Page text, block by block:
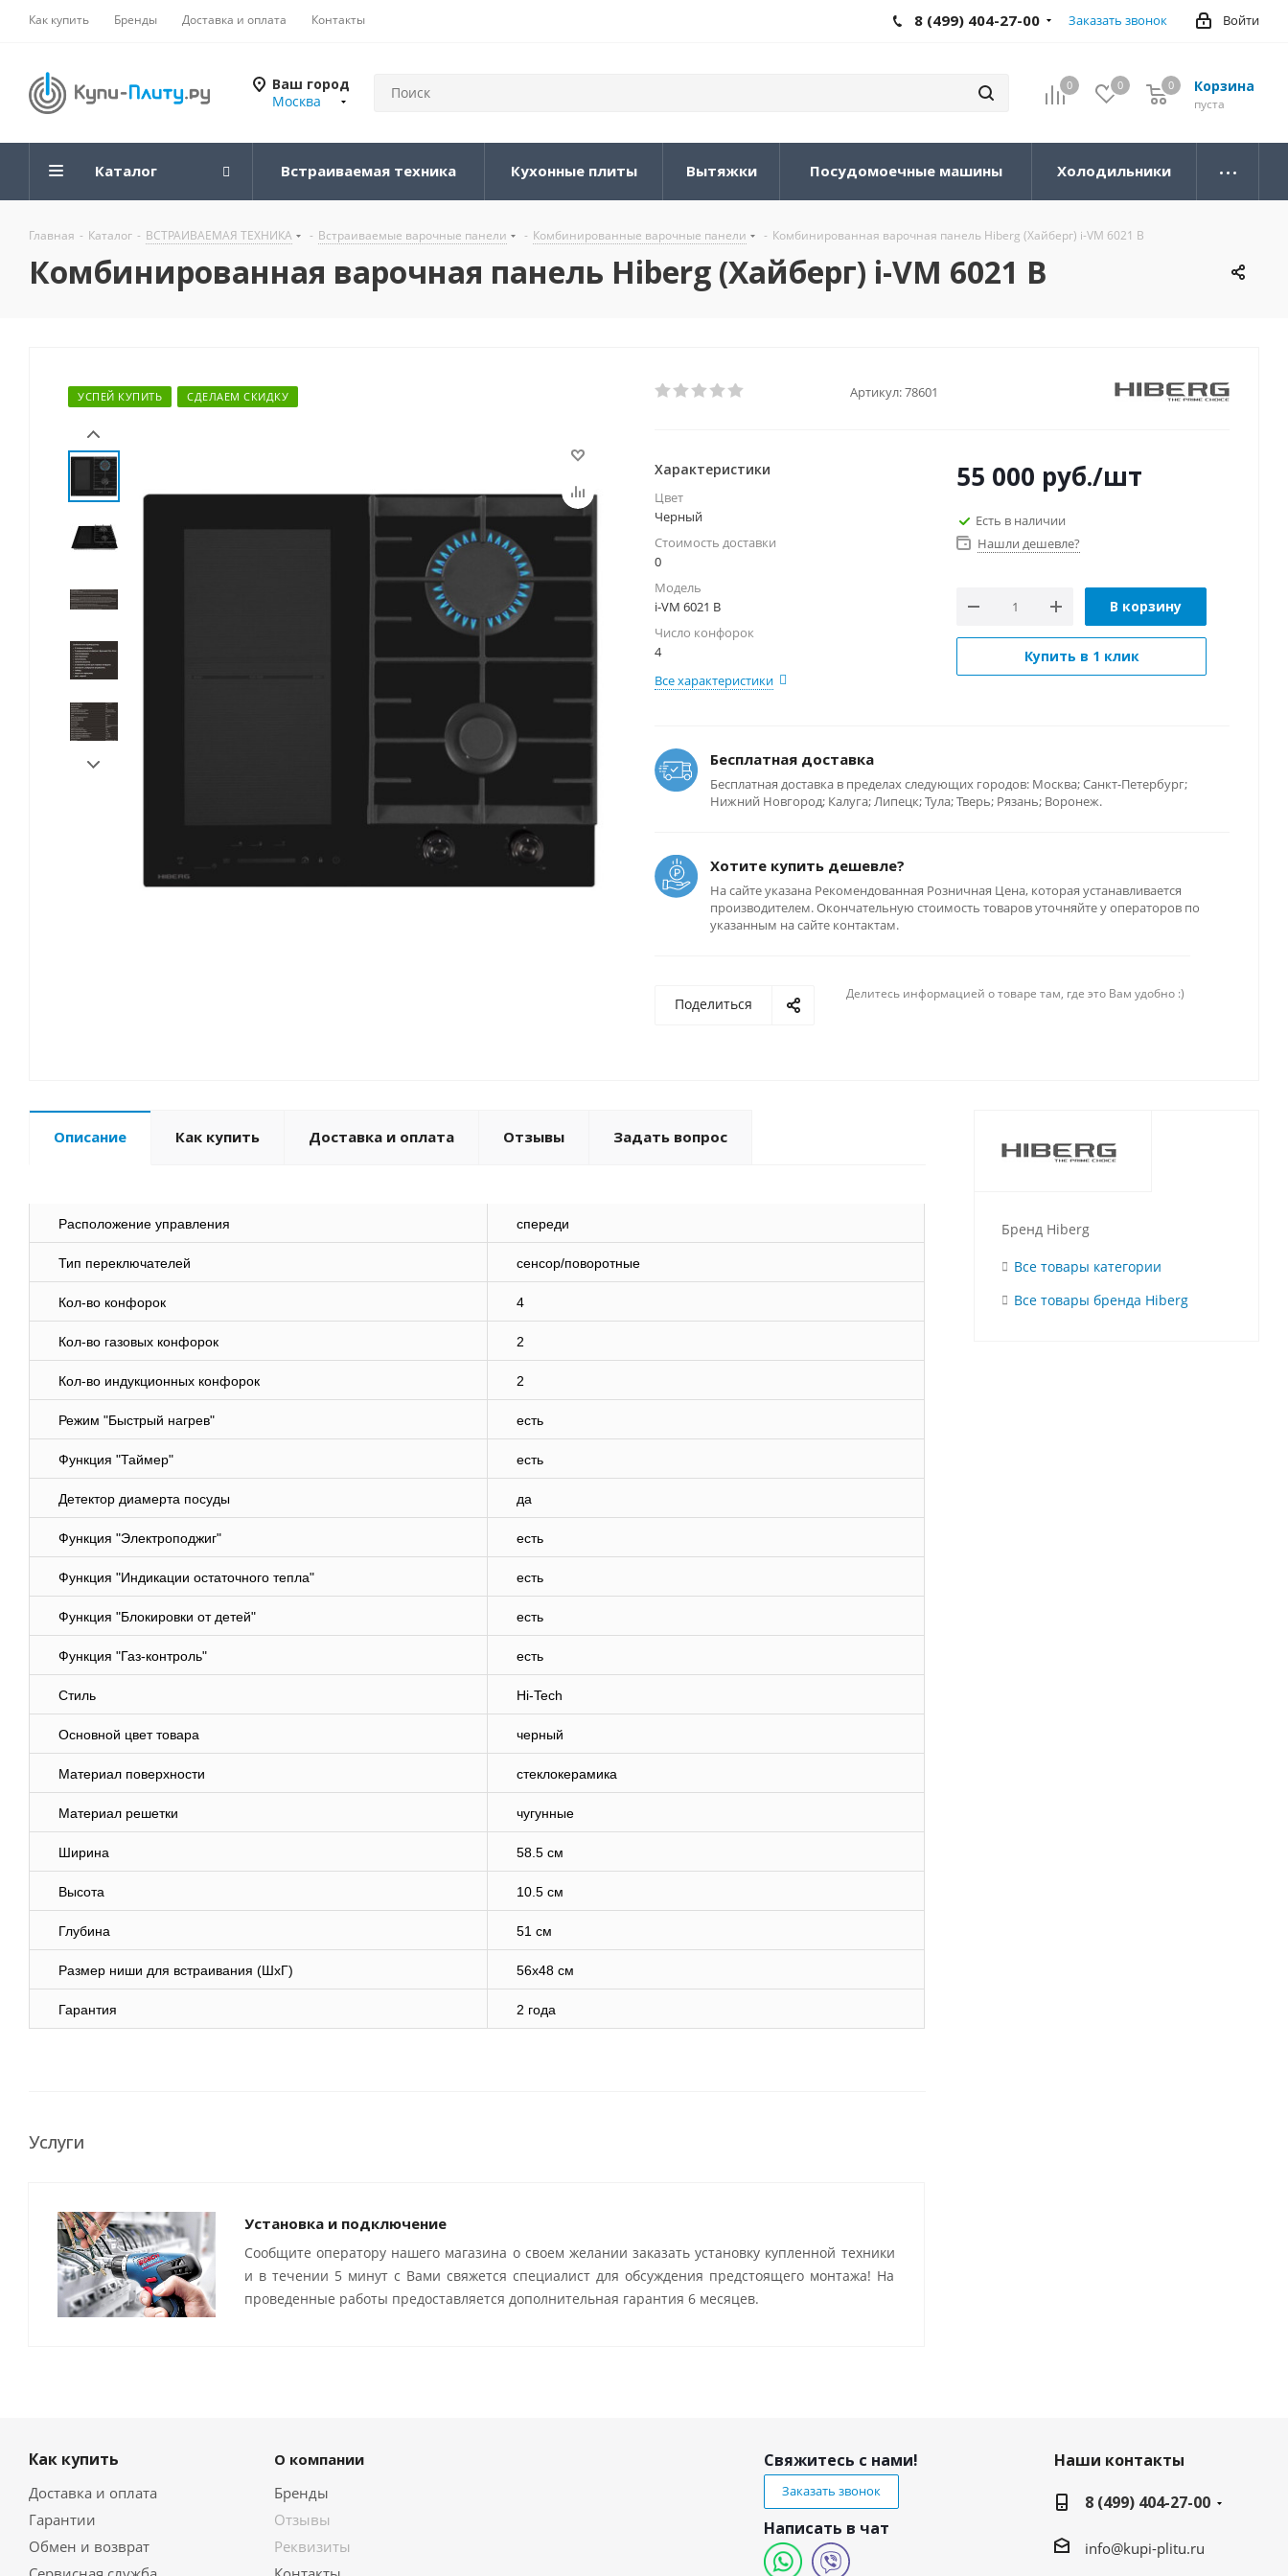
Как купить Бренды Доставка и оплата Контакты Войти
8 (499) 404-27-00 Заказать звонок
Ваш город
Москва
0 0 Корзина
0
пуста
0
Каталог Встраиваемая техника Кухонные плиты Вытяжки Посудомоечные машины Холодильники
Главная - Каталог - ВСТРАИВАЕМАЯ ТЕХНИКА - Встраиваемые варочные панели - Комбинированные варочные панели - Комбинированная варочная панель Hiberg (Хайберг) i-VM 6021 B
Комбинированная варочная панель Hiberg (Хайберг) i-VM 6021 B
УСПЕЙ КУПИТЬ СДЕЛАЕМ СКИДКУ Артикул:78601
Характеристики
Цвет
Черный
Стоимость доставки
0
Модель
i-VM 6021 B
Число конфорок
4
Все характеристики
55 000 руб./шт
Есть в наличии
Нашли дешевле?
В корзину
Купить в 1 клик
Бесплатная доставка
Бесплатная доставка в пределах следующих городов: Москва; Санкт-Петербург;
Нижний Новгород; Калуга; Липецк; Тула; Тверь; Рязань; Воронеж.
Хотите купить дешевле?
На сайте указана Рекомендованная Розничная Цена, которая устанавливается
производителем. Окончательную стоимость товаров уточняйте у операторов по
указанным на сайте контактам.
Поделиться
Делитесь информацией о товаре там, где это Вам удобно :)
Описание Как купить Доставка и оплата Отзывы Задать вопрос
Расположение управления спереди
Тип переключателей сенсор/поворотные
Кол-во конфорок 4
Кол-во газовых конфорок 2
Кол-во индукционных конфорок 2
Режим "Быстрый нагрев" есть
Функция "Таймер" есть
Детектор диамерта посуды да
Функция "Электроподжиг" есть
Функция "Индикации остаточного тепла" есть
Функция "Блокировки от детей" есть
Функция "Газ-контроль" есть
Стиль Hi-Tech
Основной цвет товара черный
Материал поверхности стеклокерамика
Материал решетки чугунные
Ширина 58.5 см
Высота 10.5 см
Глубина 51 см
Размер ниши для встраивания (ШхГ) 56x48 см
Гарантия 2 года
Услуги
Установка и подключение
Сообщите оператору нашего магазина о своем желании заказать установку купленной техники
и в течении 5 минут с Вами свяжется специалист для обсуждения предстоящего монтажа! На
проведенные работы предоставляется дополнительная гарантия 6 месяцев.
Бренд Hiberg
Все товары категории
Все товары бренда Hiberg
Как купить
Доставка и оплата
Гарантии
Обмен и возврат
О компании
Бренды
Отзывы
Реквизиты
Свяжитесь с нами!
Заказать звонок
Написать в чат
Наши контакты
8 (499) 404-27-00
info@kupi-plitu.ru